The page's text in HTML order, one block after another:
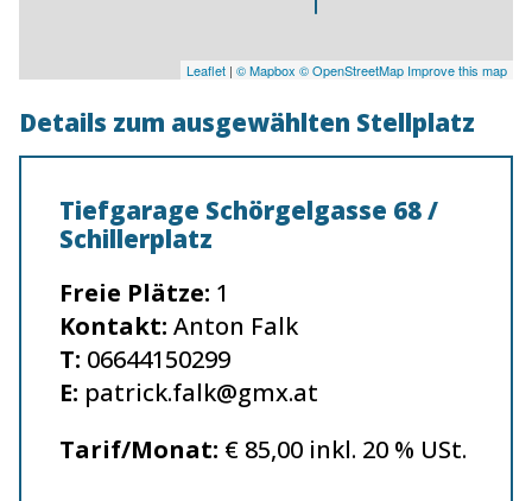
Leaflet| © Mapbox © OpenStreetMap Improve this map
Details zum ausgewählten Stellplatz
Tiefgarage Schörgelgasse 68 /
Schillerplatz
Freie Plätze: 1
Kontakt: Anton Falk
T: 06644150299
E: patrick.falk@gmx.at
Tarif/Monat: € 85,00 inkl. 20 % USt.